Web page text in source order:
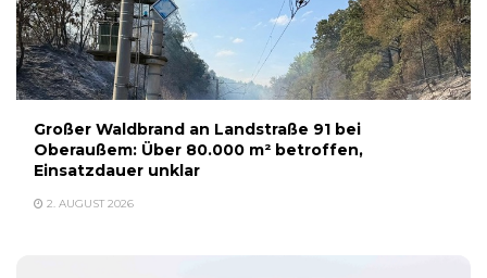
Großer Waldbrand an Landstraße 91 bei
Oberaußem: Über 80.000 m² betroffen,
Einsatzdauer unklar
2. AUGUST 2026